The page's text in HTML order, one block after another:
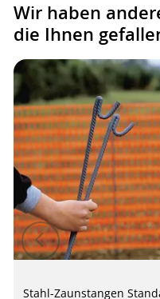
Wir haben
die Ihnen
Stahl-Zaunstangen